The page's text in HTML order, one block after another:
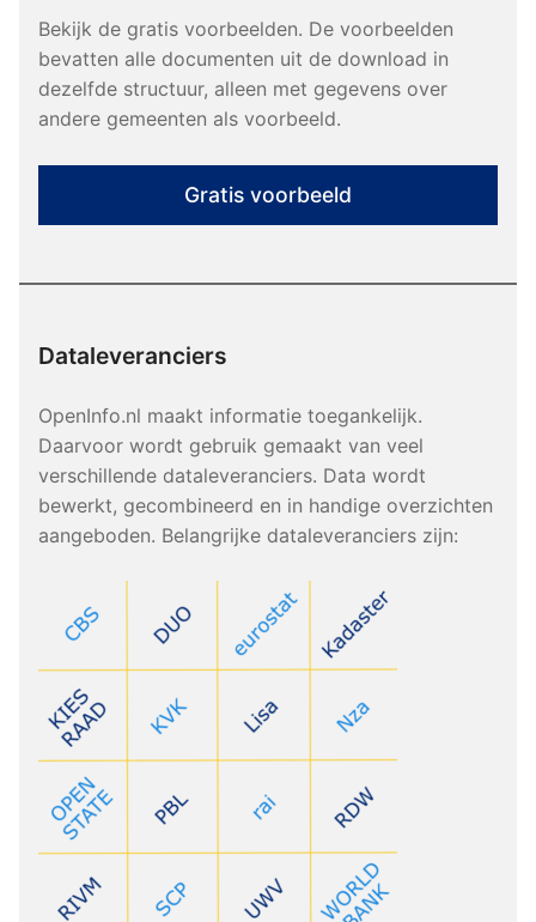
Bekijk de gratis voorbeelden. De voorbeelden
bevatten alle documenten uit de download in
dezelfde structuur, alleen met gegevens over
andere gemeenten als voorbeeld.
Gratis voorbeeld
Dataleveranciers
OpenInfo.nl maakt informatie toegankelijk.
Daarvoor wordt gebruik gemaakt van veel
verschillende dataleveranciers. Data wordt
bewerkt, gecombineerd en in handige overzichten
aangeboden. Belangrijke dataleveranciers zijn: